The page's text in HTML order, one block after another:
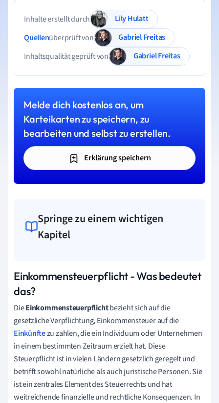
Inhalte erstellt durch
Lily Hulatt
Quellenüberprüft von
Gabriel Freitas
Inhaltsqualität geprüft von
Gabriel Freitas
Melde dich kostenlos an, um
Karteikarten zu speichern, zu
bearbeiten und selbst zu erstellen.
Erklärung speichern
Springe zu einem wichtigen
Kapitel
Einkommensteuerpflicht - Was bedeutet
das?
DieEinkommensteuerpflichtbezieht sich auf die
gesetzliche Verpflichtung, Einkommensteuer auf die
Einkünftezu zahlen, die ein Individuum oder Unternehmen
in einem bestimmten Zeitraum erzielt hat. Diese
Steuerpflicht ist in vielen Ländern gesetzlich geregelt und
betrifft sowohl natürliche als auch juristische Personen. Sie
ist ein zentrales Element des Steuerrechts und hat
weitreichende finanzielle und rechtliche Konsequenzen. In